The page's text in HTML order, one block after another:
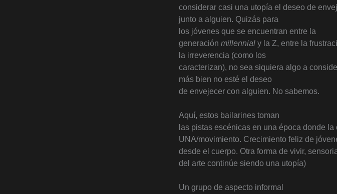
considerar casi una utopía el deseo de
junto a alguien. Quizás para
los jóvenes que se encuentran entre la
generación millennial y la Z, entre la
la irreverencia (como los
caracterizan), no sea siquiera algo a
más bien no esté el deseo
de envejecer con alguien. No sabemos.
Aquí, estos bailarines toman
las pistas escénicas en una época donde
UNA/movimiento. Crecimiento feliz de
desde el cuerpo. Otra forma de vivir,
del arte continúe siendo una utopía)
Un grupo de aspecto informal